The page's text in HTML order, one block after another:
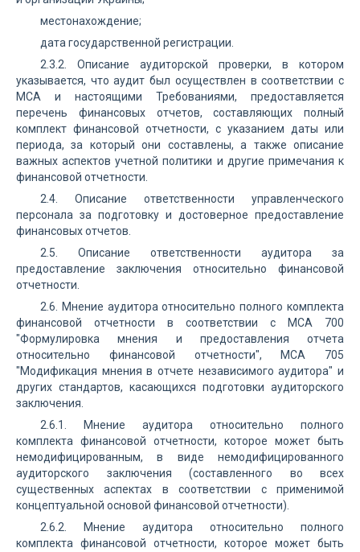
местонахождение;
дата государственной регистрации.
2.3.2. Описание аудиторской проверки, в котором
указывается, что аудит был осуществлен в соответствии с
МСА и настоящими Требованиями, предоставляется
перечень финансовых отчетов, составляющих полный
комплект финансовой отчетности, с указанием даты или
периода, за который они составлены, а также описание
важных аспектов учетной политики и другие примечания к
финансовой отчетности.
2.4. Описание ответственности управленческого
персонала за подготовку и достоверное предоставление
финансовых отчетов.
2.5. Описание ответственности аудитора за
предоставление заключения относительно финансовой
отчетности.
2.6. Мнение аудитора относительно полного комплекта
финансовой отчетности в соответствии с МСА 700
"Формулировка мнения и предоставления отчета
относительно финансовой отчетности", МСА 705
"Модификация мнения в отчете независимого аудитора" и
других стандартов, касающихся подготовки аудиторского
заключения.
2.6.1. Мнение аудитора относительно полного
комплекта финансовой отчетности, которое может быть
немодифицированным, в виде немодифицированного
аудиторского заключения (составленного во всех
существенных аспектах в соответствии с применимой
концептуальной основой финансовой отчетности).
2.6.2. Мнение аудитора относительно полного
комплекта финансовой отчетности, которое может быть